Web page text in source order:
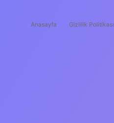
Anasayfa Gizlilik Politikası